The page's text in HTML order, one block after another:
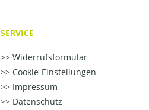
SERVICE
Widerrufsformular
Cookie-Einstellungen
Impressum
Datenschutz